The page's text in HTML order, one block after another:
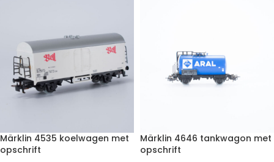
Märklin 4535 koelwagen met
opschrift
Märklin 4646 tankwagon met
opschrift